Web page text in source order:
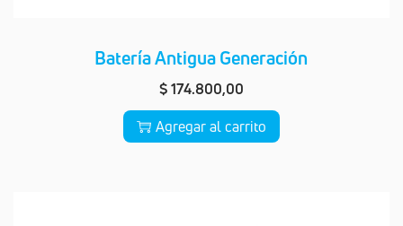
Batería Antigua Generación
$174.800,00
Agregar al carrito